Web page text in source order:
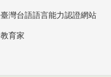
臺灣台語語言能力認證網站
教育家